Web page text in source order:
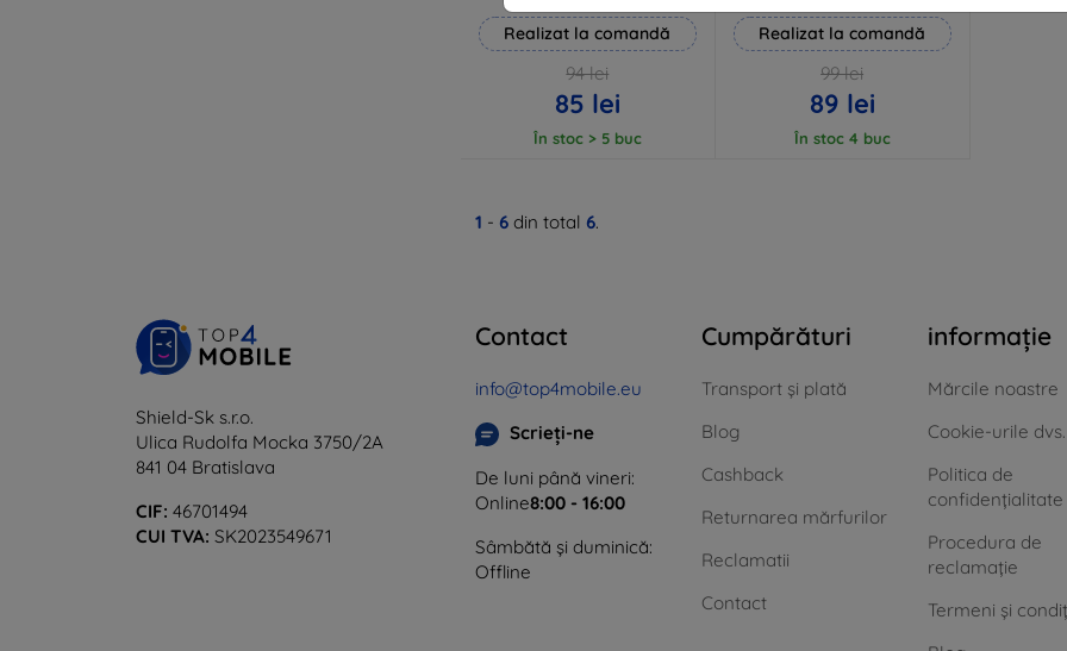
Realizat la comandă
94 lei
85 lei
În stoc > 5 buc
Realizat la comandă
99 lei
89 lei
În stoc 4 buc
1 - 6 din total 6.
Shield-Sk s.r.o.
Ulica Rudolfa Mocka 3750/2A
841 04 Bratislava
CIF: 46701494
CUI TVA: SK2023549671
Contact
info@top4mobile.eu
Scrieți-ne
De luni până vineri:
Online8:00 - 16:00
Sâmbătă și duminică:
Offline
Cumpărături
Transport și plată
Blog
Cashback
Returnarea mărfurilor
Reclamatii
Contact
informație
Mărcile noastre
Cookie-urile dvs.
Politica de
confidențialitate
Procedura de
reclamație
Termeni și